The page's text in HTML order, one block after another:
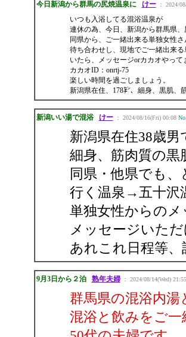
今日新潟から群馬の尻焼温泉に けー： 2024/
いつも入浴してる混浴温泉が
連休の為、今日、新潟から群馬県、
同県から、ご一緒出来る単独女性
待ち合わせし、現地でご一緒出来る
いたら、メッセージorカカオやって
カカオID：onrtj-75
楽しい時間を過ごしましょう。
新潟県在住、178㌢、細身、黒肌、
新潟いい湯で混浴 けー： 2024/08/16(Fri) 00:08
新潟県在住38歳男
細身、筋肉質の黒
同県・他県でも、
行く温泉→五十沢
単独女性からの
メッセージいただ
あれこれ日程等
9月3日から２泊 熟年夫婦： 2024/08/14(Wed) 21:55
群馬県の混浴内
混浴と飲みをご